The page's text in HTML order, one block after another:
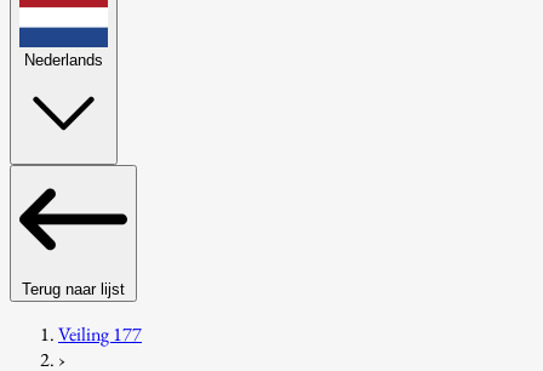
Nederlands
Terug naar lijst
Veiling 177
›